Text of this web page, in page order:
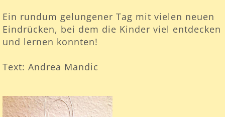
Ein rundum gelungener Tag mit vielen neuen
Eindrücken, bei dem die Kinder viel entdecken
und lernen konnten!
Text: Andrea Mandic